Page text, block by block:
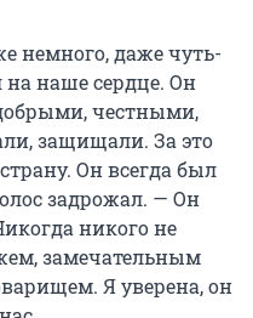
немного, даже чуть-
на наше сердце. Он
честными,
защищали. За это
Он всегда был
задрожал. — Он
никого не
замечательным
Я уверена, он